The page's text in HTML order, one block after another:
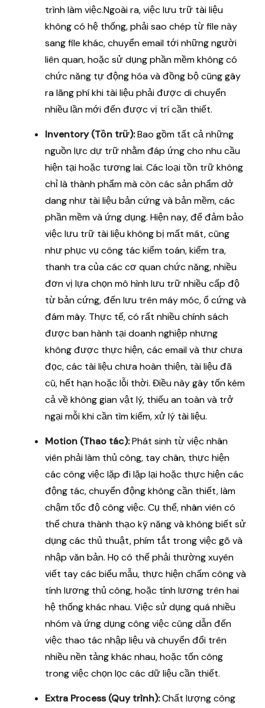
trình làm việc.Ngoài ra, việc lưu trữ tài liệu
không có hệ thống, phải sao chép từ file này
sang file khác, chuyển email tới những người
liên quan, hoặc sử dụng phần mềm không có
chức năng tự động hóa và đồng bộ cũng gây
ra lãng phí khi tài liệu phải được di chuyển
nhiều lần mới đến được vị trí cần thiết.
Inventory (Tồn trữ):Bao gồm tất cả những
nguồn lực dự trữ nhằm đáp ứng cho nhu cầu
hiện tại hoặc tương lai. Các loại tồn trữ không
chỉ là thành phẩm mà còn các sản phẩm dở
dang như tài liệu bản cứng và bản mềm, các
phần mềm và ứng dụng. Hiện nay, để đảm bảo
việc lưu trữ tài liệu không bị mất mát, cũng
như phục vụ công tác kiểm toán, kiểm tra,
thanh tra của các cơ quan chức năng, nhiều
đơn vị lựa chọn mô hình lưu trữ nhiều cấp độ
từ bản cứng, đến lưu trên máy móc, ổ cứng và
đám mây. Thực tế, có rất nhiều chính sách
được ban hành tại doanh nghiệp nhưng
không được thực hiện, các email và thư chưa
đọc, các tài liệu chưa hoàn thiện, tài liệu đã
cũ, hết hạn hoặc lỗi thời. Điều này gây tốn kém
cả về không gian vật lý, thiếu an toàn và trở
ngại mỗi khi cần tìm kiếm, xử lý tài liệu.
Motion (Thao tác):Phát sinh từ việc nhân
viên phải làm thủ công, tay chân, thực hiện
các công việc lặp đi lặp lại hoặc thực hiện các
động tác, chuyển động không cần thiết, làm
chậm tốc độ công việc. Cụ thể, nhân viên có
thể chưa thành thạo kỹ năng và không biết sử
dụng các thủ thuật, phím tắt trong việc gõ và
nhập văn bản. Họ có thể phải thường xuyên
viết tay các biểu mẫu, thực hiện chấm công và
tính lương thủ công, hoặc tính lương trên hai
hệ thống khác nhau. Việc sử dụng quá nhiều
nhóm và ứng dụng công việc cũng dẫn đến
việc thao tác nhập liệu và chuyển đổi trên
nhiều nền tảng khác nhau, hoặc tốn công
trong việc chọn lọc các dữ liệu cần thiết.
Extra Process (Quy trình):Chất lượng công